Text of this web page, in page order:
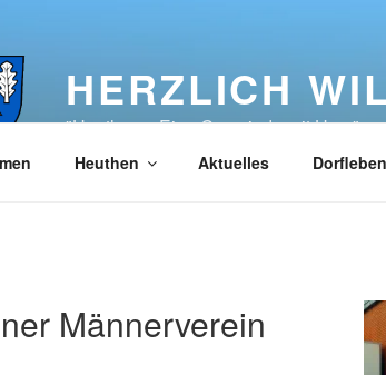
HERZLICH
"Heuthen – Eine Gemeinde mit Herz"
Heuthen Aktuelles Dorfleben
Männerverein